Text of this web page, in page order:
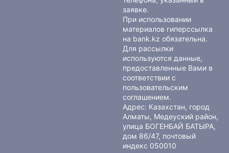
заявке.
При использовании
материалов гиперссылка
на bank.kz обязательна.
Для рассылки
используются данные,
предоставленные Вами в
соответствии с
пользовательским
соглашением.
Адрес: Казахстан, город
Алматы, Медеуский район,
улица БОГЕНБАЙ БАТЫРА,
дом 86/47, почтовый
индекс 050010